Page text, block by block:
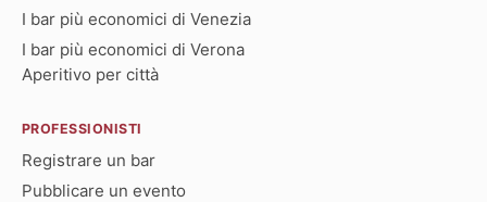
I bar più economici di Venezia
I bar più economici di Verona
Aperitivo per città
PROFESSIONISTI
Registrare un bar
Pubblicare un evento